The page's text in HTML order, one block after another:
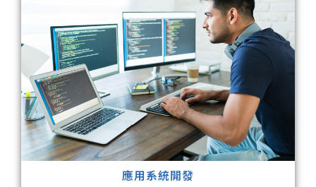
應用系統開發